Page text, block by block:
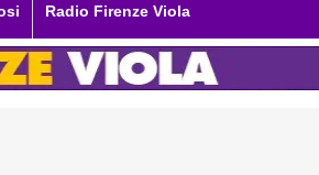
Radio Firenze Viola